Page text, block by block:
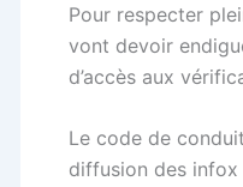
Pour respecter
vont devoir
d’accès aux
Le code de
diffusion des infox